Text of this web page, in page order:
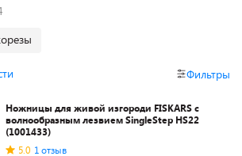
Фильтры
Ножницы для живой изгороди FISKARS с
волнообразным лезвием SingleStep HS22
(1001433)
5.0 1 отзыв